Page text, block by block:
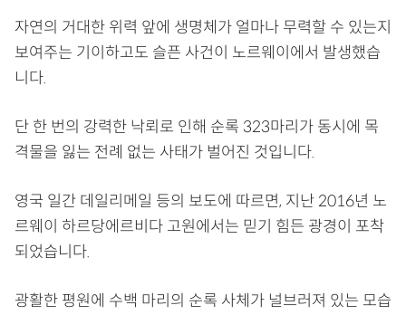
자연의 거대한 위력 앞에 생명체가 얼마나 무력할 수 있는지
보여주는 기이하고도 슬픈 사건이 노르웨이에서 발생했습
니다.
단 한 번의 강력한 낙뢰로 인해 순록 323마리가 동시에 목
격물을 잃는 전례 없는 사태가 벌어진 것입니다.
영국 일간 데일리메일 등의 보도에 따르면, 지난 2016년 노
르웨이 하르당에르비다 고원에서는 믿기 힘든 광경이 포착
되었습니다.
광활한 평원에 수백 마리의 순록 사체가 널브러져 있는 모습